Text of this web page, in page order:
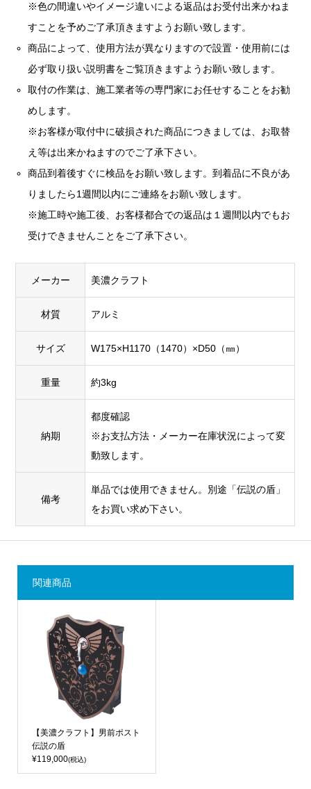
※色の間違いやイメージ違いによる返品はお受付出来かねま
すことを予めご了承頂きますようお願い致します。
商品によって、使用方法が異なりますので設置・使用前には
必ず取り扱い説明書をご覧頂きますようお願い致します。
取付の作業は、施工業者等の専門家にお任せすることをお勧
めします。
※お客様が取付中に破損された商品につきましては、お取替
え等は出来かねますのでご了承下さい。
商品到着後すぐに検品をお願い致します。到着品に不良があ
りましたら1週間以内にご連絡をお願い致します。
※施工時や施工後、お客様都合での返品は１週間以内でもお
受けできませんことをご了承下さい。
メーカー 美濃クラフト
材質 アルミ
サイズ W175×H1170（1470）×D50（㎜）
重量 約3kg
納期
都度確認
※お支払方法・メーカー在庫状況によって変
動致します。
備考
単品では使用できません。別途「伝説の盾」
をお買い求め下さい。
関連商品
【美濃クラフト】男前ポスト
伝説の盾
¥119,000(税込)